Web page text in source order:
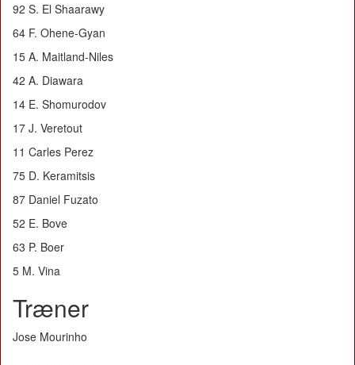
92 S. El Shaarawy
64 F. Ohene-Gyan
15 A. Maitland-Niles
42 A. Diawara
14 E. Shomurodov
17 J. Veretout
11 Carles Perez
75 D. Keramitsis
87 Daniel Fuzato
52 E. Bove
63 P. Boer
5 M. Vina
Træner
Jose Mourinho